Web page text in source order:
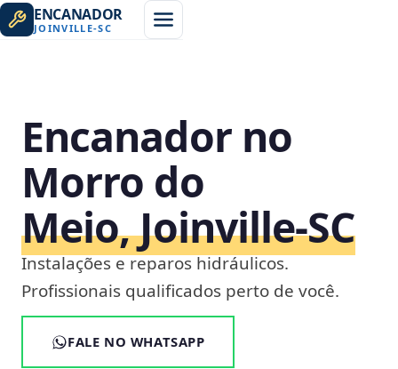
ENCANADOR
JOINVILLE-SC
Encanador no
Morro do
Meio, Joinville‑SC
Instalações e reparos hidráulicos.
Profissionais qualificados perto de você.
FALE NO WHATSAPP